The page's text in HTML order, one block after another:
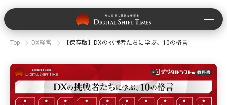
Top DX経営 【保存版】DXの挑戦者たちに学ぶ、10の格言